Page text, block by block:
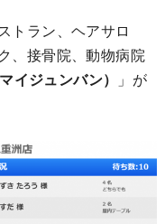
トラン、ヘアサロ
、接骨院、動物病院
イジュンバン）
」が